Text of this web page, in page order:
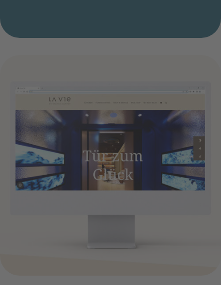
website shop la vie by thomas bühner